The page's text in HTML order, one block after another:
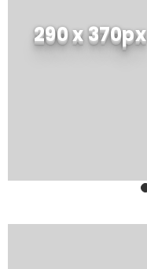
290 x 370px